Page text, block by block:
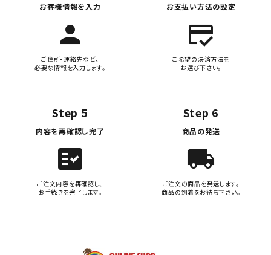
お客様情報を入力
person
ご住所・連絡先など、
必要な情報を入力します。
お支払い方法の設定
credit_score
ご希望の決済方法を
お選び下さい。
Step 5
内容を再確認し完了
fact_check
ご注文内容を再確認し、
お手続きを完了します。
Step 6
商品の発送
local_shipping
ご注文の商品を発送します。
商品の到着をお待ち下さい。